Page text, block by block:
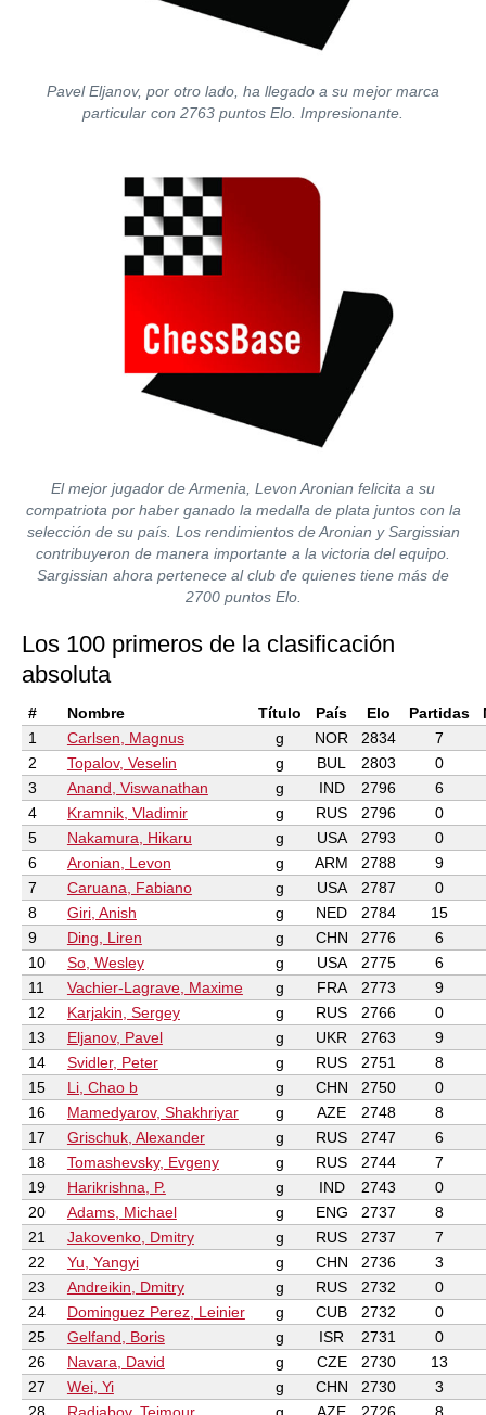
Pavel Eljanov, por otro lado, ha llegado a su mejor marca
particular con 2763 puntos Elo. Impresionante.
El mejor jugador de Armenia, Levon Aronian felicita a su
compatriota por haber ganado la medalla de plata juntos con la
selección de su país. Los rendimientos de Aronian y Sargissian
contribuyeron de manera importante a la victoria del equipo.
Sargissian ahora pertenece al club de quienes tiene más de
2700 puntos Elo.
Los 100 primeros de la clasificación
absoluta
# Nombre Título País Elo Partidas
1
Carlsen, Magnus g NOR 2834
7
2
Topalov, Veselin g BUL 2803
0
3
Anand, Viswanathan g IND 2796
6
4
Kramnik, Vladimir g RUS 2796
0
5
Nakamura, Hikaru g USA 2793
0
6
Aronian, Levon g ARM 2788
9
7
Caruana, Fabiano g USA 2787
0
8
Giri, Anish g NED 2784
15
9
Ding, Liren g CHN 2776
6
10
So, Wesley g USA 2775
6
11
Vachier-Lagrave, Maxime g FRA 2773
9
12
Karjakin, Sergey g RUS 2766
0
13
Eljanov, Pavel g UKR 2763
9
14
Svidler, Peter g RUS 2751
8
15
Li, Chao b g CHN 2750
0
16
Mamedyarov, Shakhriyar g AZE 2748
8
17
Grischuk, Alexander g RUS 2747
6
18
Tomashevsky, Evgeny g RUS 2744
7
19
Harikrishna, P. g IND 2743
0
20
Adams, Michael g ENG 2737
8
21
Jakovenko, Dmitry g RUS 2737
7
22
Yu, Yangyi g CHN 2736
3
23
Andreikin, Dmitry g RUS 2732
0
24
Dominguez Perez, Leinier g CUB 2732
0
25
Gelfand, Boris g ISR 2731
0
26
Navara, David g CZE 2730
13
27
Wei, Yi g CHN 2730
3